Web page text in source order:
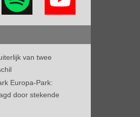
van twee
Europa-Park:
door stekende